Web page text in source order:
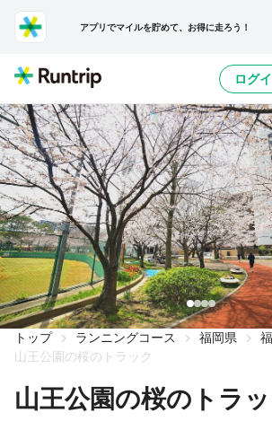
アプリでマイルを貯めて、お得に走ろう！
ログ
トップ ランニングコース 福岡県
山王公園の桜のトラック
山王公園の桜のトラ